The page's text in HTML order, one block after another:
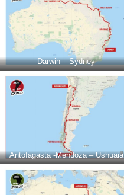
Darwin – Sydney
Antofagasta -Mendoza – Ushuaia